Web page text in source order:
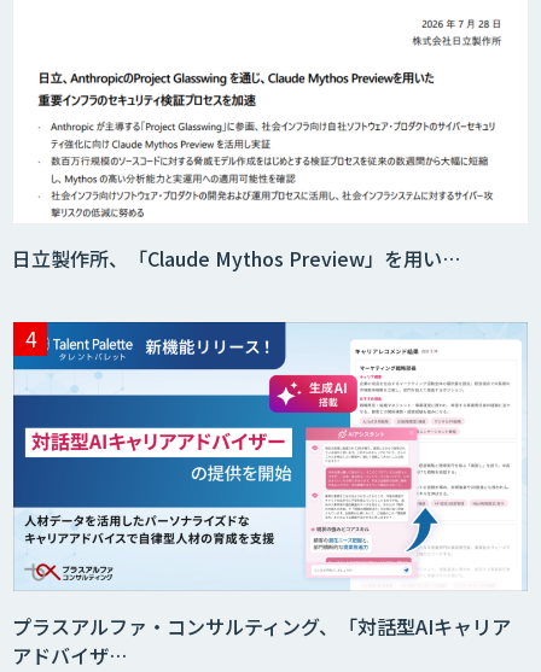
日立製作所、「Claude Mythos Preview」を用い…
プラスアルファ・コンサルティング、「対話型AIキャリア
アドバイザ…